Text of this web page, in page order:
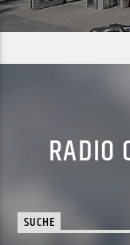
RADIO
SUCHE